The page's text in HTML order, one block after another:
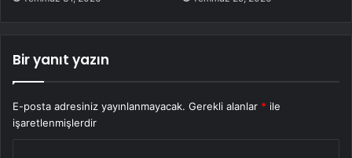
Bir yanıt yazın
E-posta adresiniz yayınlanmayacak. Gerekli alanlar * ile
işaretlenmişlerdir